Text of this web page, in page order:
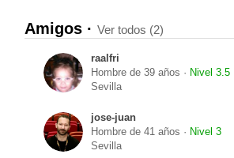
Amigos ·Ver todos (2)
raalfri
Hombre de 39 años · Nivel 3.5
Sevilla
jose-juan
Hombre de 41 años · Nivel 3
Sevilla